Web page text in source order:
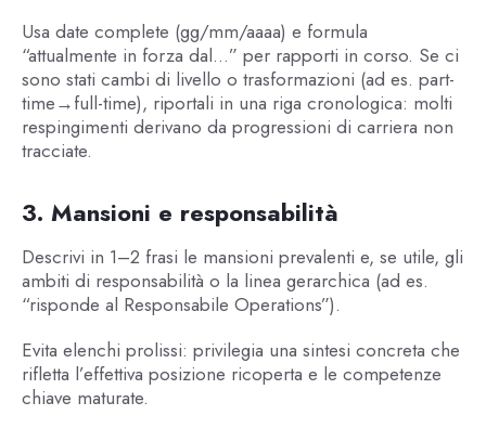
Usa date complete (gg/mm/aaaa) e formula
“attualmente in forza dal…” per rapporti in corso. Se ci
sono stati cambi di livello o trasformazioni (ad es. part-
time→full-time), riportali in una riga cronologica: molti
respingimenti derivano da progressioni di carriera non
tracciate.
3. Mansioni e responsabilità
Descrivi in 1–2 frasi le mansioni prevalenti e, se utile, gli
ambiti di responsabilità o la linea gerarchica (ad es.
“risponde al Responsabile Operations”).
Evita elenchi prolissi: privilegia una sintesi concreta che
rifletta l’effettiva posizione ricoperta e le competenze
chiave maturate.